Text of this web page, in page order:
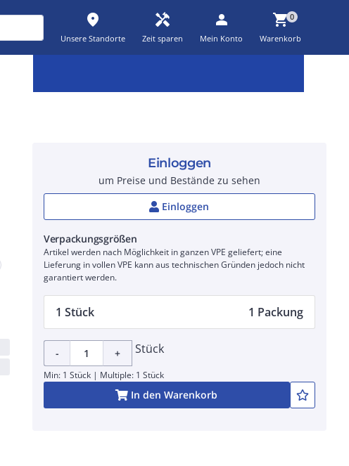
place
Unsere Standorte
handyman
Zeit sparen
person
Mein Konto
shopping_cart0
Warenkorb
Einloggen
um Preise und Bestände zu sehen
Einloggen
Verpackungsgrößen
Artikel werden nach Möglichkeit in ganzen VPE geliefert; eine
Lieferung in vollen VPE kann aus technischen Gründen jedoch nicht
garantiert werden.
1 Stück 1 Packung
- + Stück
Min: 1 Stück | Multiple: 1 Stück
In den Warenkorb